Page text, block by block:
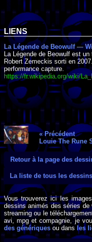
LIENS
La Légende de Beowulf —
La Légende de Beowulf est
Robert Zemeckis sorti en
performance capture.
https://fr.wikipedia.org/wiki/
« Précédent
Louie The Rune
Retour à la page des
La liste de tous les
Vous trouverez ici les
dessins animés des séries
streaming ou le
avi, mpg et compagnie, je
des génériques ou dans les